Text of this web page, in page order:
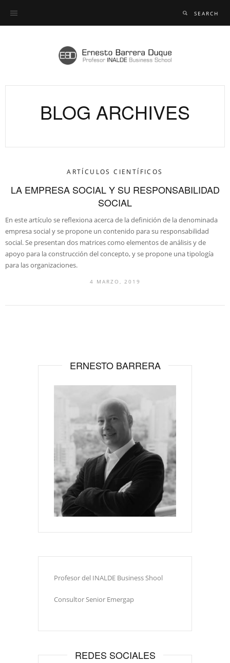
BLOG ARCHIVES
ARTÍCULOS CIENTÍFICOS
LA EMPRESA SOCIAL Y SU RESPONSABILIDAD
SOCIAL
En este artículo se reflexiona acerca de la definición de la denominada
empresa social y se propone un contenido para su responsabilidad
social. Se presentan dos matrices como elementos de análisis y de
apoyo para la construcción del concepto, y se propone una tipología
para las organizaciones.
4 MARZO, 2019
ERNESTO BARRERA
Profesor del INALDE Business Shool
Consultor Senior Emergap
REDES SOCIALES